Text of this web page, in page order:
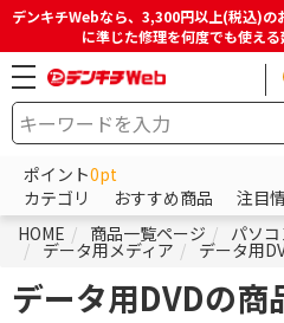
デンキチWebなら、3,300円以上(税込)の
に準じた修理を何度でも使える
ポイント0pt
カテゴリ
おすすめ商品 注目
HOME
商品一覧ページ パソ
データ用メディア データ用
データ用DVDの商